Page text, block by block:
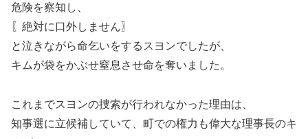
危険を察知し、
〖絶対に口外しません〗
と泣きながら命乞いをするスヨンでしたが、
キムが袋をかぶせ窒息させ命を奪いました。
これまでスヨンの捜索が行われなかった理由は、
知事選に立候補していて、町での権力も偉大な理事長のキ